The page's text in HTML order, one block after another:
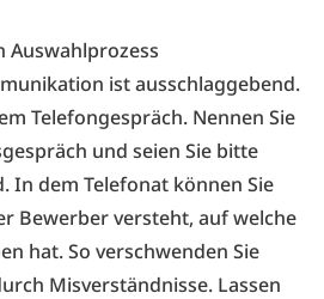
Auswahlprozess
ist ausschlaggebend.
Telefongespräch. Nennen Sie
und seien Sie bitte
In dem Telefonat können Sie
Bewerber versteht, auf welche
hat. So verschwenden Sie
Misverständnisse. Lassen